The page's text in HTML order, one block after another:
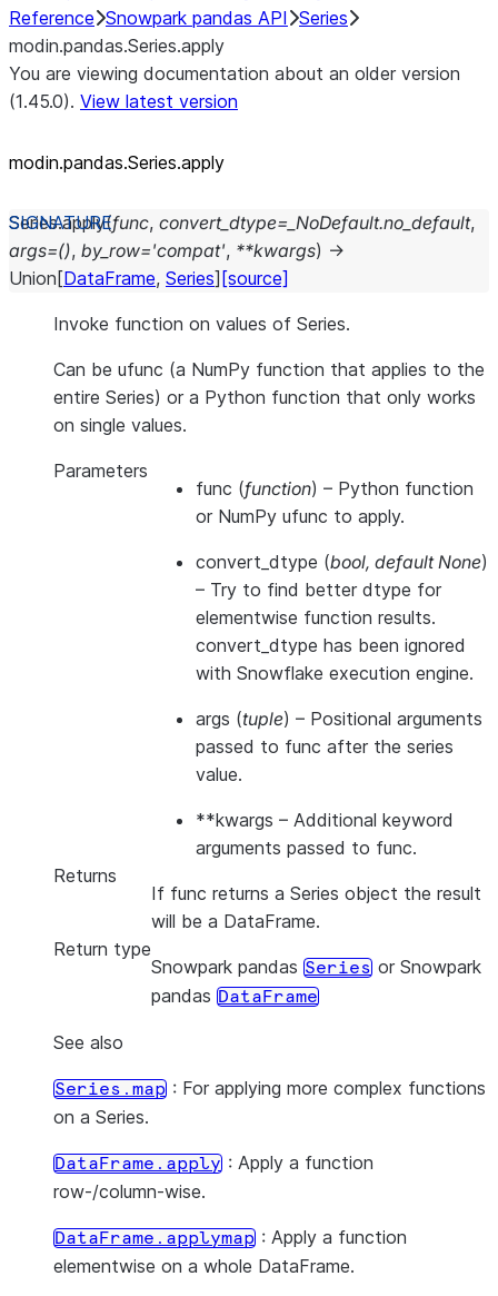
Reference Snowpark pandas API Series
modin.pandas.Series.apply
You are viewing documentation about an older version
(1.45.0). View latest version
modin.pandas.Series.apply
Series.apply(func, convert_dtype= _NoDefault.no_default,
args=(), by_row='compat', **kwargs) →
Union [DataFrame, Series] [source]
Invoke function on values of Series.
Can be ufunc (a NumPy function that applies to the
entire Series) or a Python function that only works
on single values.
Parameters
func (function) – Python function
or NumPy ufunc to apply.
convert_dtype (bool, default None)
– Try to find better dtype for
elementwise function results.
convert_dtype has been ignored
with Snowflake execution engine.
args (tuple) – Positional arguments
passed to func after the series
value.
**kwargs – Additional keyword
arguments passed to func.
Returns
If func returns a Series object the result
will be a DataFrame.
Return type
Snowpark pandas Series or Snowpark
pandas DataFrame
See also
Series.map : For applying more complex functions
on a Series.
DataFrame.apply : Apply a function
row-/column-wise.
DataFrame.applymap : Apply a function
elementwise on a whole DataFrame.